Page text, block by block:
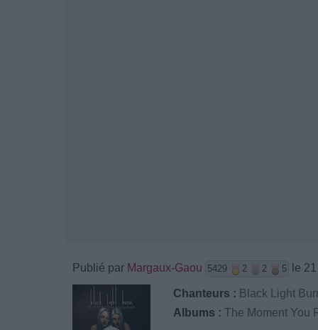
Publié par Margaux-Gaou 5429 2 2 5 le
Chanteurs : Black Light
Albums : The Moment You